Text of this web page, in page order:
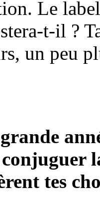
Le
t-il ?
un peu
tes